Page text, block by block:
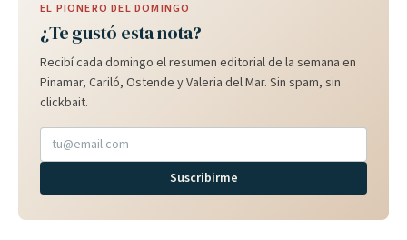
EL PIONERO DEL DOMINGO
¿Te gustó esta nota?
Recibí cada domingo el resumen editorial de la semana en
Pinamar, Cariló, Ostende y Valeria del Mar. Sin spam, sin
clickbait.
Suscribirme